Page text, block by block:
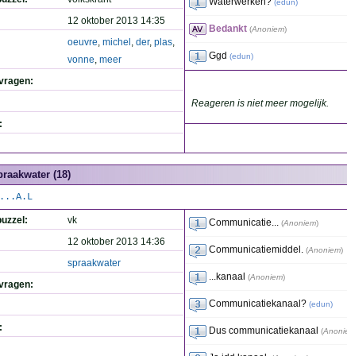
12 oktober 2013 14:35
oeuvre, michel , der, plas,
vonne, meer
(edun)
Bedankt (Anoniem)
Ggd (edun)
Reageren is niet meer mogelijk.
(18)
vk
12 oktober 2013 14:36
spraakwater
Communicatie... (Anoniem)
Communicatiemiddel. (Anoniem)
...kanaal (Anoniem)
Communicatiekanaal? (edun)
Dus communicatiekanaal (